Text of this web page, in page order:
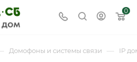
0
Домофоны и системы связи — IP